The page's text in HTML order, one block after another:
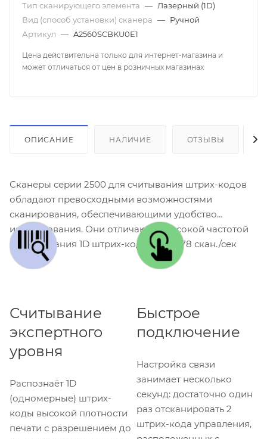
Тип сканирующего элемента — Лазерный (1D)
Вид (способ установки) сканера — Ручной
Артикул — A2560SCBKU0E1
Цена действительна только для интернет-магазина и
может отличаться от цен в розничных магазинах
ОПИСАНИЕ НАЛИЧИЕ ОТЗЫВЫ
Сканеры серии 2500 для считывания штрих-кодов
обладают превосходными возможностями
сканирования, обеспечивающими удобство
использования. Они отличаются высокой частотой
сканирования 1D штрих-кодов при 578 скан./сек
Считывание
экспертного
уровня
Распознаёт 1D
(одномерные) штрих-
коды высокой плотности
печати с разрешением до
Быстрое
подключение
Настройка связи
занимает несколько
секунд: достаточно один
раз отсканировать 2
штрих-кода управления,